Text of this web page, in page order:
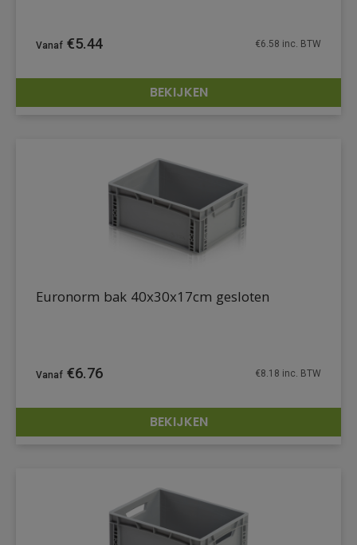
DETAILS
€5.44 €6.58 inc. BTW
BEKIJKEN
DETAILS
Euronorm bak 40x30x17cm gesloten
€6.76 €8.18 inc. BTW
BEKIJKEN